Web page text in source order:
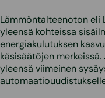
Lämmöntalteenoton eli
yleensä kohteissa
energiakulutuksen
käsisäätöjen
yleensä viimeinen